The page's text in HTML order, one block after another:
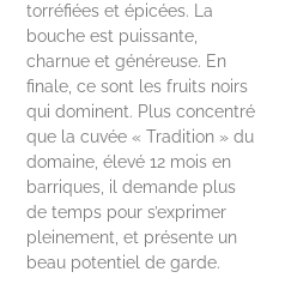
torréfiées et épicées. La
bouche est puissante,
charnue et généreuse. En
finale, ce sont les fruits noirs
qui dominent. Plus concentré
que la cuvée « Tradition » du
domaine, élevé 12 mois en
barriques, il demande plus
de temps pour s’exprimer
pleinement, et présente un
beau potentiel de garde.